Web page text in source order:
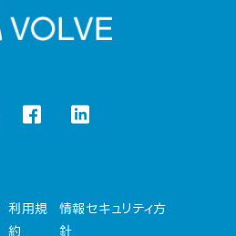
利用規
約
情報セキュリティ方
針